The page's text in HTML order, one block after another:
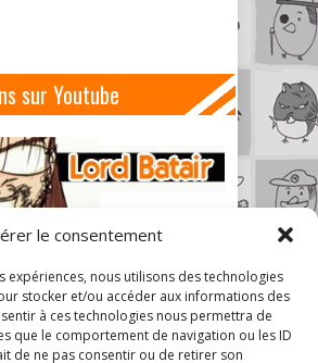
le consentement
expériences, nous utilisons des technologies
stocker et/ou accéder aux informations des
à ces technologies nous permettra de
que le comportement de navigation ou les ID
de ne pas consentir ou de retirer son
sur Youtube